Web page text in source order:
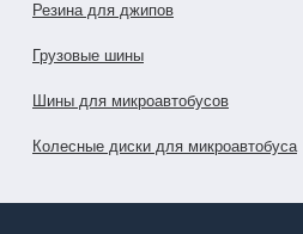
Резина для джипов
Грузовые шины
Шины для микроавтобусов
Колесные диски для микроавтобуса